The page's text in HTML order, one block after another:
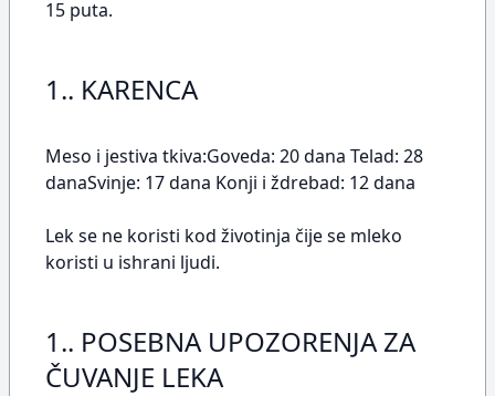
15 puta.
1.. KARENCA
Meso i jestiva tkiva:Goveda: 20 dana Telad: 28
danaSvinje: 17 dana Konji i ždrebad: 12 dana
Lek se ne koristi kod životinja čije se mleko
koristi u ishrani ljudi.
1.. POSEBNA UPOZORENJA ZA
ČUVANJE LEKA